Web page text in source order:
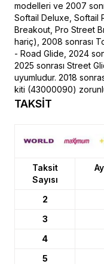
modelleri ve 2007
Softail Deluxe, Softail
Breakout, Pro Street
hariç), 2008 sonrası
- Road Glide, 2024
2025 sonrası Street
uyumludur. 2018
kiti (43000090)
TAKSİT
Taksit
Sayısı
2
3
4
5